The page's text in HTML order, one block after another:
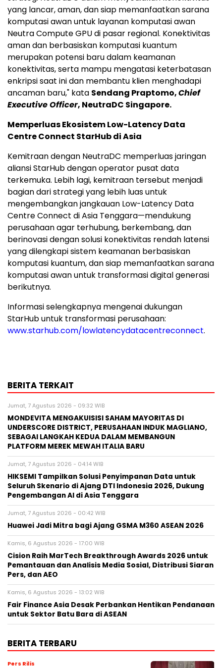
yang lancar, aman, dan siap memanfaatkan sarana
komputasi awan untuk layanan komputasi awan
Neutra Compute GPU di pasar regional. Konektivitas
aman dan berbasiskan komputasi kuantum
merupakan potensi baru dalam keamanan
konektivitas, serta mampu mengatasi keterbatasan
enkripsi saat ini dan membantu klien menghadapi
ancaman baru," kata Sendang Praptomo,Chief
Executive Officer, NeutraDC Singapore.
Memperluas Ekosistem Low-Latency Data
Centre Connect StarHub di Asia
Kemitraan dengan NeutraDC memperluas jaringan
aliansi StarHub dengan operator pusat data
terkemuka. Lebih lagi, kemitraan tersebut menjadi
bagian dari strategi yang lebih luas untuk
mengembangkan jangkauan Low-Latency Data
Centre Connect di Asia Tenggara—mendukung
perusahaan agar terhubung, berkembang, dan
berinovasi dengan solusi konektivitas rendah latensi
yang dilengkapi sistem keamanan berbasiskan
komputasi kuantum, dan siap memanfaatkan sarana
komputasi awan untuk transformasi digital generasi
berikutnya.
Informasi selengkapnya mengenai dukungan
StarHub untuk transformasi perusahaan:
www.starhub.com/lowlatencydatacentreconnect.
BERITA TERKAIT
Jumat, 7 Agustus 2026 - 09:32 WIB
MONDEVITA MENGAKUISISI SAHAM MAYORITAS DI
UNDERSCORE DISTRICT, PERUSAHAAN INDUK MAGLIANO,
SEBAGAI LANGKAH KEDUA DALAM MEMBANGUN
PLATFORM MEREK MEWAH ITALIA BARU
Jumat, 7 Agustus 2026 - 04:14 WIB
HIKSEMI Tampilkan Solusi Penyimpanan Data untuk
Seluruh Skenario di Ajang DTI Indonesia 2026, Dukung
Pengembangan AI di Asia Tenggara
Jumat, 7 Agustus 2026 - 00:42 WIB
Huawei Jadi Mitra bagi Ajang GSMA M360 ASEAN 2026
Kamis, 6 Agustus 2026 - 17:00 WIB
Cision Raih MarTech Breakthrough Awards 2026 untuk
Pemantauan dan Analisis Media Sosial, Distribusi Siaran
Pers, dan AEO
Kamis, 6 Agustus 2026 - 13:02 WIB
Fair Finance Asia Desak Perbankan Hentikan Pendanaan
untuk Sektor Batu Bara di ASEAN
BERITA TERBARU
Pers Rilis